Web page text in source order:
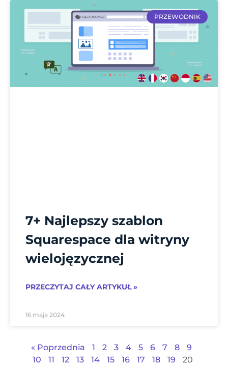
PRZEWODNIK
7+ Najlepszy szablon
Squarespace dla witryny
wielojęzycznej
PRZECZYTAJ CAŁY ARTYKUŁ »
16 maja 2024
« Poprzednia 1 2 3 4 5 6 7 8
9
10
11 12 13 14 15 16 17 18 19
20